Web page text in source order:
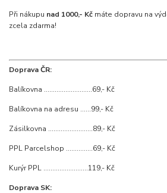
Při nákupu nad 1000,- Kč máte dopravu na
zcela zdarma!
Doprava ČR:
Balíkovna ...........................69,- Kč
Balíkovna na adresu ......99,- Kč
Zásilkovna .........................89,- Kč
PPL Parcelshop ...............69,- Kč
Kurýr PPL .........................119,- Kč
Doprava SK: